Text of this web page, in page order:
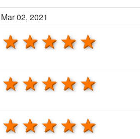
Mar 02, 2021
4 stars
3 stars
2 stars
1 star
4 stars
3 stars
2 stars
1 star
4 stars
3 stars
2 stars
1 star